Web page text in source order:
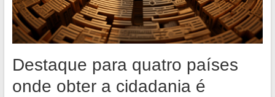
Destaque para quatro países
onde obter a cidadania é